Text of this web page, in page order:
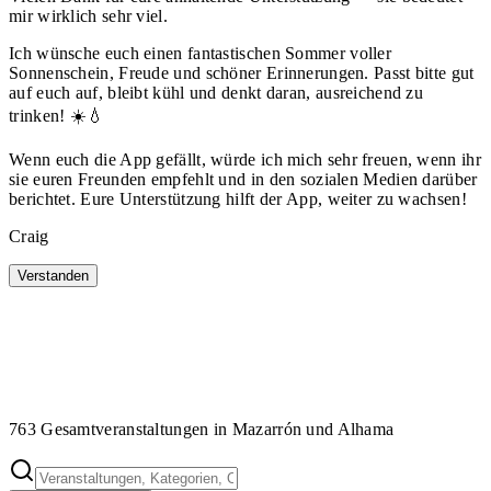
mir wirklich sehr viel.
Ich wünsche euch einen fantastischen Sommer voller
Sonnenschein, Freude und schöner Erinnerungen. Passt bitte gut
auf euch auf, bleibt kühl und denkt daran, ausreichend zu
trinken! ☀️💧
Wenn euch die App gefällt, würde ich mich sehr freuen, wenn ihr
sie euren Freunden empfehlt und in den sozialen Medien darüber
berichtet. Eure Unterstützung hilft der App, weiter zu wachsen!
Craig
Verstanden
763 Gesamtveranstaltungen in Mazarrón und Alhama